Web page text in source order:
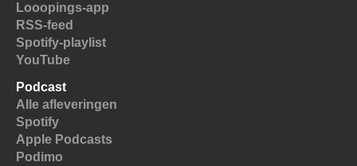
Looopings-app
RSS-feed
Spotify-playlist
YouTube
Podcast
Alle afleveringen
Spotify
Apple Podcasts
Podimo